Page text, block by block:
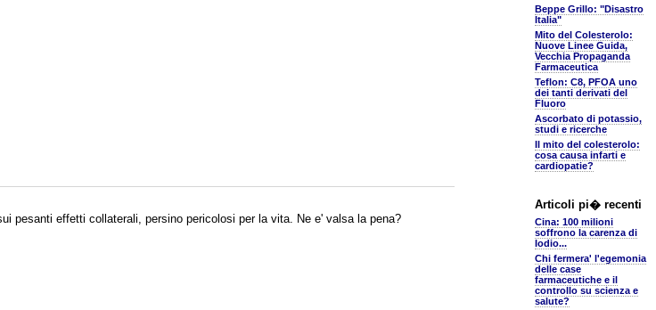
pesanti effetti collaterali, persino pericolosi per la vita. Ne e' valsa la pena?
Beppe Grillo: "Disastro
Italia"
Mito del Colesterolo:
Nuove Linee Guida,
Vecchia Propaganda
Farmaceutica
Teflon: C8, PFOA uno
dei tanti derivati del
Fluoro
Ascorbato di potassio,
studi e ricerche
Il mito del colesterolo:
cosa causa infarti e
cardiopatie?
Articoli pi� recenti
Cina: 100 milioni
soffrono la carenza di
Iodio...
Chi fermera' l'egemonia
delle case
farmaceutiche e il
controllo su scienza e
salute?